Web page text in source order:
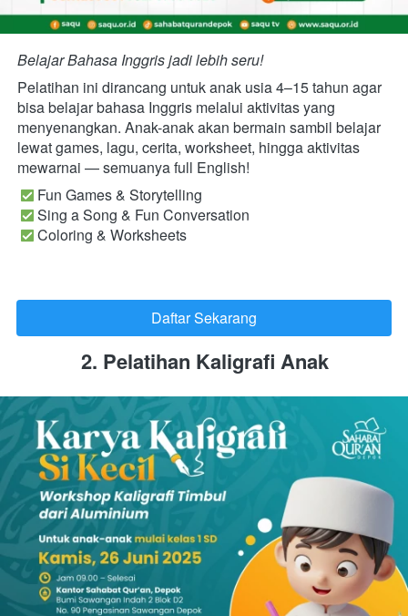
Belajar Bahasa Inggris jadi lebih seru!
Pelatihan ini dirancang untuk anak usia 4–15 tahun agar
bisa belajar bahasa Inggris melalui aktivitas yang
menyenangkan. Anak-anak akan bermain sambil belajar
lewat games, lagu, cerita, worksheet, hingga aktivitas
mewarnai — semuanya full English!
Fun Games & Storytelling
Sing a Song & Fun Conversation
Coloring & Worksheets
`Daftar Sekarang
2. Pelatihan Kaligrafi Anak